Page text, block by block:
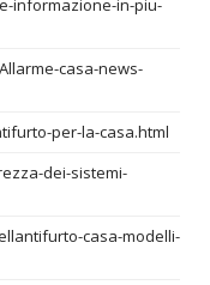
informazione-in-piu-
casa-news-
per-la-casa.html
dei-sistemi-
casa-modelli-